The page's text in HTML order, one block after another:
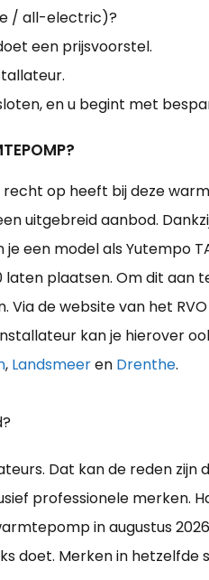
/ all-electric)?
een prijsvoorstel.
en u begint met
op heeft bij deze
uitgebreid aanbod.
een model als Yutempo
laten plaatsen. Om dit aan
de website van het
kan je hierover
, Landsmeeren Drenthe.
Dat kan de reden zijn
professionele merken.
in augustus
doet. Merken in hetzelfde